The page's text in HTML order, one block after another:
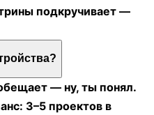
подкручивает —
— ну, ты понял.
3–5 проектов в